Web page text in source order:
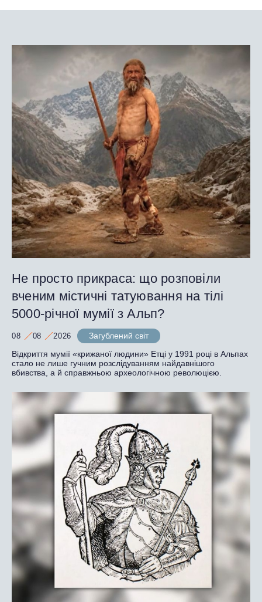
Не просто прикраса: що розповіли
вченим містичні татуювання на тілі
5000-річної мумії з Альп?
08 08 2026
Загублений світ
Відкриття мумії «крижаної людини» Етці у 1991 році в Альпах
стало не лише гучним розслідуванням найдавнішого
вбивства, а й справжньою археологічною революцією.